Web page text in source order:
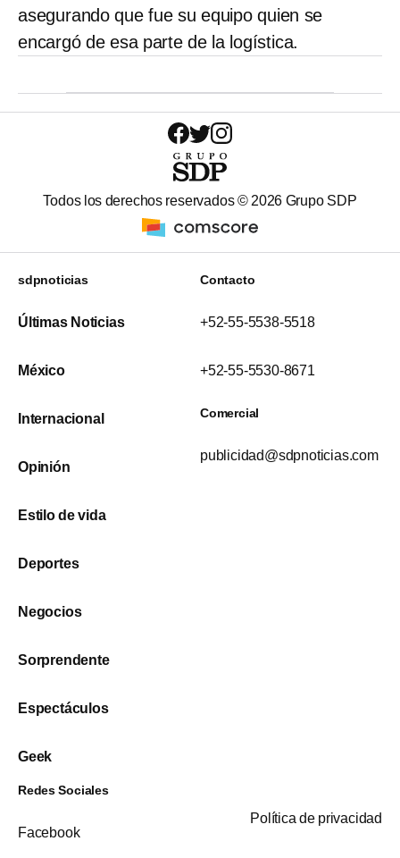
asegurando que fue su equipo quien se
encargó de esa parte de la logística.
Todos los derechos reservados © 2026 Grupo SDP
sdpnoticias
Últimas Noticias
México
Internacional
Opinión
Estilo de vida
Deportes
Negocios
Sorprendente
Espectáculos
Geek
Contacto
+52-55-5538-5518
+52-55-5530-8671
Comercial
publicidad@sdpnoticias.com
Redes Sociales
Facebook
Política de privacidad